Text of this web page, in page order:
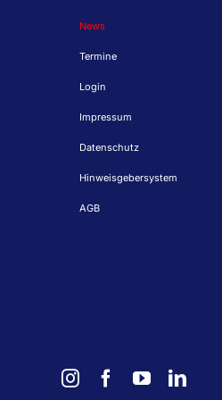
News
Termine
Login
Impressum
Datenschutz
Hinweisgebersystem
AGB